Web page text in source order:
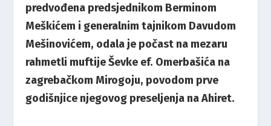
predvođena predsjednikom Berminom
Meškićem i generalnim tajnikom Davudom
Mešinovićem, odala je počast na mezaru
rahmetli muftije Ševke ef. Omerbašića na
zagrebačkom Mirogoju, povodom prve
godišnjice njegovog preseljenja na Ahiret.